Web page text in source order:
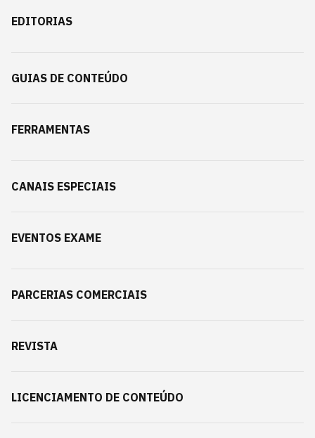
EDITORIAS
GUIAS DE CONTEÚDO
FERRAMENTAS
CANAIS ESPECIAIS
EVENTOS EXAME
PARCERIAS COMERCIAIS
REVISTA
LICENCIAMENTO DE CONTEÚDO